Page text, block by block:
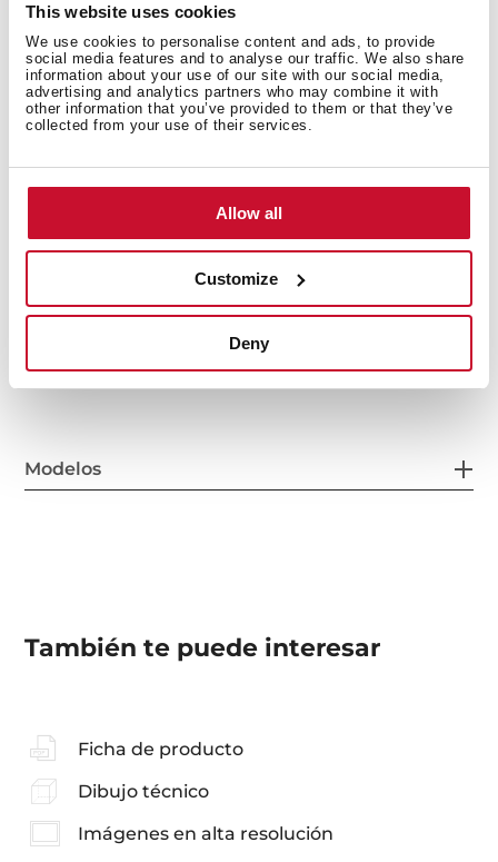
This website uses cookies
We use cookies to personalise content and ads, to provide
social media features and to analyse our traffic. We also share
information about your use of our site with our social media,
advertising and analytics partners who may combine it with
other information that you’ve provided to them or that they’ve
collected from your use of their services.
Allow all
Customize
Deny
Modelos
También te puede interesar
Ficha de producto
Dibujo técnico
Imágenes en alta resolución